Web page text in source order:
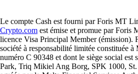
Le compte Cash est fourni par Foris MT
Crypto.com est émise et promue par Foris
licence Visa Principal Member (émission).
société à responsabilité limitée constituée
numéro C 90348 et dont le siège social est
Park, Triq Mikiel Ang Borg, SPK 1000, St.